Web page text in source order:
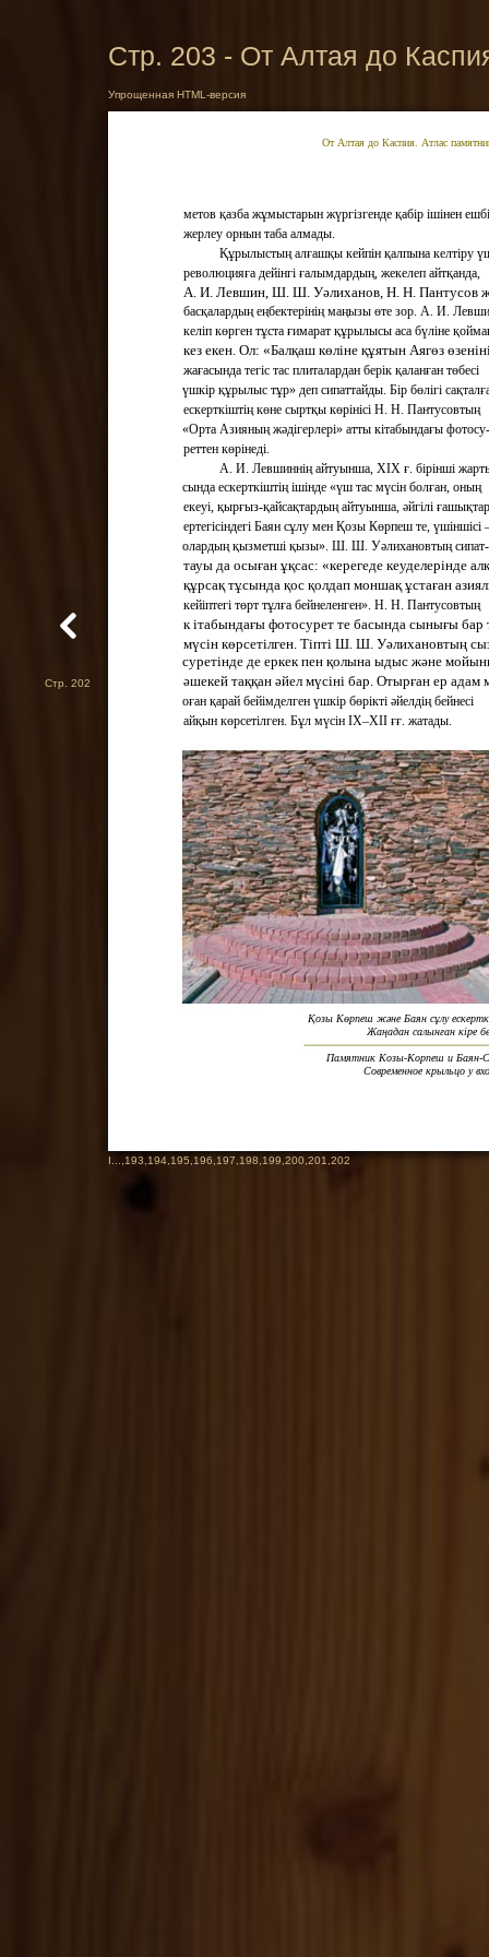
Стр. 203 - От Алтая до
Упрощенная HTML-версия
метов қазба жұмыстарын жүргізгенде қабір ішінен
жерлеу орнын таба алмады.
Құрылыстың алғашқы кейпін қалпына келтіру
революцияға дейінгі ғалымдардың, жекелеп айтқанда,
А. И. Левшин, Ш. Ш. Уәлиханов, Н. Н. Пантусов
басқалардың еңбектерінің маңызы өте зор. А. И.
келіп көрген тұста ғимарат құрылысы аса бүліне
кез екен. Ол: «Балқаш көліне құятын Аягөз
жағасында тегіс тас плиталардан берік қаланған төбесі
үшкір құрылыс тұр» деп сипаттайды. Бір бөлігі
ескерткіштің көне сыртқы көрінісі Н. Н. Пантусовтың
«Орта Азияның жәдігерлері» атты кітабындағы фотосу-
реттен көрінеді.
А. И. Левшиннің айтуынша, XIX ғ. бірінші
сында ескерткіштің ішінде «үш тас мүсін болған, оның
екеуі, қырғыз-қайсақтардың айтуынша, әйгілі ғашықтар
ертегісіндегі Баян сұлу мен Қозы Көрпеш те, үшіншісі
олардың қызметші қызы». Ш. Ш. Уәлихановтың сипат-
тауы да осыған ұқсас: «керегеде кеуделерінде
құрсақ тұсында қос қолдап моншақ ұстаған
кейіптегі төрт тұлға бейнеленген». Н. Н. Пантусовтың
к ітабындағы фотосурет те басында сынығы бар
мүсін көрсетілген. Тіпті Ш. Ш. Уәлихановтың
суретінде де еркек пен қолына ыдыс және
әшекей таққан әйел мүсіні бар. Отырған ер адам
оған қарай бейімделген үшкір бөрікті әйелдің бейнесі
айқын көрсетілген. Бұл мүсін IX–XII ғғ. жатады.
Қозы Көрпеш және Баян сұлу
Жаңадан салынған кіре
Памятник Козы-Корпеш и Баян-
Современное крыльцо у
От Алтая до Каспия. Атлас
Стр. 202
I 193 194 195 196 197 198 199 ,200 ,201 ,202